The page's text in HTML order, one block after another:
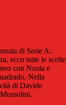
di Serie A:
ecco tutte le scelte
con Nzola e
Nella
di Davide